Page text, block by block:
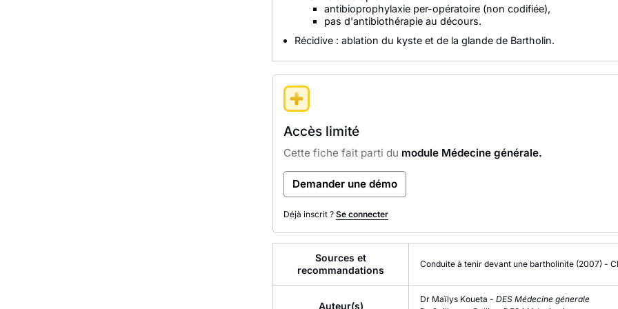
antibioprophylaxie per-opératoire (non codifiée),
pas d'antibiothérapie au décours.
Récidive : ablation du kyste et de la glande de Bartholin.
Accès limité
Cette fiche fait parti du module Médecine générale.
Demander une démo
Déjà inscrit ? Se connecter
Sources et
recommandations
Conduite à tenir devant une bartholinite (2007) -
Auteur(s)
Dr Maïlys Koueta -DES Médecine génerale